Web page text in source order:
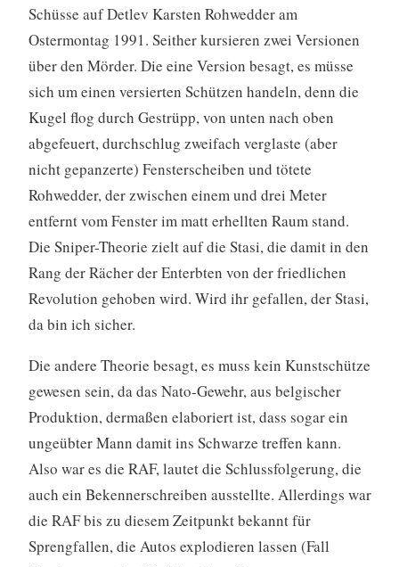
Schüsse auf Detlev Karsten Rohwedder am
Ostermontag 1991. Seither kursieren zwei Versionen
über den Mörder. Die eine Version besagt, es müsse
sich um einen versierten Schützen handeln, denn die
Kugel flog durch Gestrüpp, von unten nach oben
abgefeuert, durchschlug zweifach verglaste (aber
nicht gepanzerte) Fensterscheiben und tötete
Rohwedder, der zwischen einem und drei Meter
entfernt vom Fenster im matt erhellten Raum stand.
Die Sniper-Theorie zielt auf die Stasi, die damit in den
Rang der Rächer der Enterbten von der friedlichen
Revolution gehoben wird. Wird ihr gefallen, der Stasi,
da bin ich sicher.
Die andere Theorie besagt, es muss kein Kunstschütze
gewesen sein, da das Nato-Gewehr, aus belgischer
Produktion, dermaßen elaboriert ist, dass sogar ein
ungeübter Mann damit ins Schwarze treffen kann.
Also war es die RAF, lautet die Schlussfolgerung, die
auch ein Bekennerschreiben ausstellte. Allerdings war
die RAF bis zu diesem Zeitpunkt bekannt für
Sprengfallen, die Autos explodieren lassen (Fall